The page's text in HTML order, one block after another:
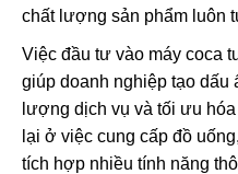
chất lượng sản phẩm luôn
Việc đầu tư vào máy coca
giúp doanh nghiệp tạo dấu
lượng dịch vụ và tối ưu
lại ở việc cung cấp đồ
tích hợp nhiều tính năng